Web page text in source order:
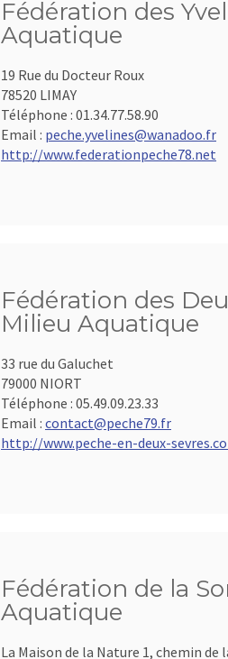
Fédération des
Aquatique
19 Rue du Docteur Roux
78520 LIMAY
Téléphone : 01.34.77.58.90
Email : peche.yvelines@wanadoo.fr
http://www.federationpeche78.net
Fédération des
Milieu Aquatique
33 rue du Galuchet
79000 NIORT
Téléphone : 05.49.09.23.33
Email : contact@peche79.fr
http://www.peche-en-deux-
Fédération de la
Aquatique
La Maison de la Nature 1, chemin de